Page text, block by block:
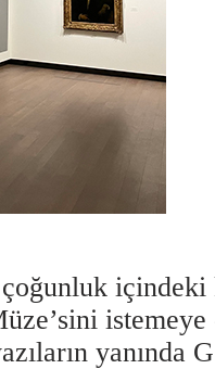
içindeki
yanında